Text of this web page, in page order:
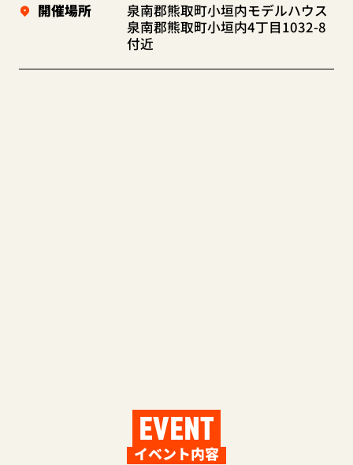
開催場所
泉南郡熊取町小垣内モデルハウス
泉南郡熊取町小垣内4丁目1032-8
付近
EVENT
イベント内容